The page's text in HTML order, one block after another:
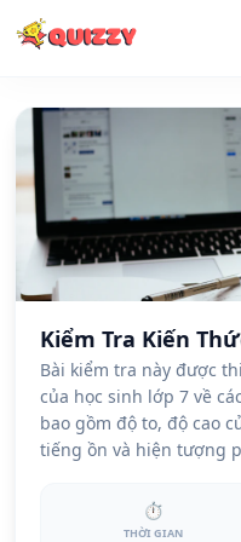
Kiểm Tra Kiến
Bài kiểm tra này được
của học sinh lớp 7 về
bao gồm độ to, độ cao
tiếng ồn và hiện tượng
⏱
THỜI GIAN